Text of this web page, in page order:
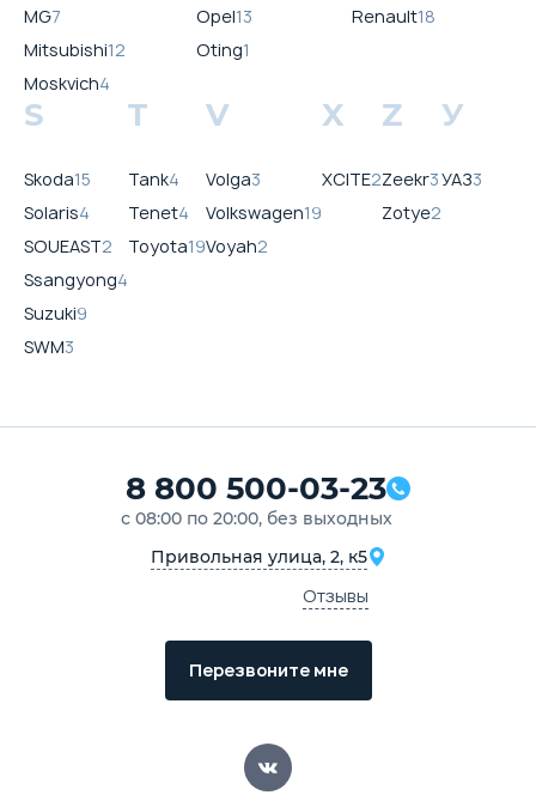
MG7
Mitsubishi12
Moskvich4
Opel13
Oting1
Renault18
S
Skoda15
Solaris4
SOUEAST2
Ssangyong4
Suzuki9
SWM3
T
Tank4
Tenet4
Toyota19
V
Volga3
Volkswagen19
Voyah2
X
XCITE2
Z
Zeekr3
Zotye2
У
УАЗ3
8 800 500-03-23
с 08:00 по 20:00, без выходных
Привольная улица, 2, к5
Отзывы
Перезвоните мне